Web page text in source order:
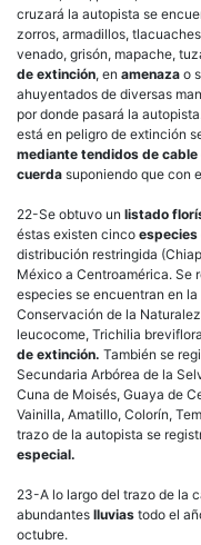
cruzará la autopista se
zorros, armadillos,
venado, grisón, mapache,
de extinción, en amenaza o
ahuyentados de diversas
por donde pasará la
está en peligro de extinción
mediante tendidos de cable
cuerda suponiendo que con
22-Se obtuvo un listado
éstas existen cinco especies
distribución restringida
México a Centroamérica. Se
especies se encuentran en
Conservación de la
leucocome, Trichilia
de extinción. También se
Secundaria Arbórea de la
Cuna de Moisés, Guaya de
Vainilla, Amatillo, Colorín,
trazo de la autopista se
especial.
23-A lo largo del trazo de la
abundantes lluvias todo el
octubre.